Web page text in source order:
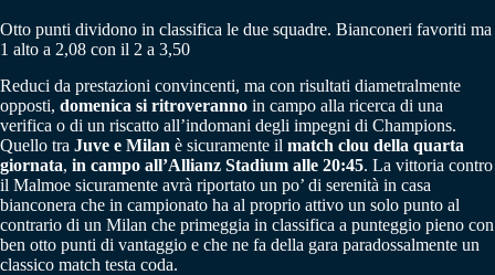
Otto punti dividono in classifica le due squadre. Bianconeri favoriti ma
1 alto a 2,08 con il 2 a 3,50
Reduci da prestazioni convincenti, ma con risultati diametralmente
opposti, domenica si ritroveranno in campo alla ricerca di una
verifica o di un riscatto all’indomani degli impegni di Champions.
Quello tra Juve e Milan è sicuramente il match clou della quarta
giornata, in campo all’Allianz Stadium alle 20:45. La vittoria contro
il Malmoe sicuramente avrà riportato un po’ di serenità in casa
bianconera che in campionato ha al proprio attivo un solo punto al
contrario di un Milan che primeggia in classifica a punteggio pieno con
ben otto punti di vantaggio e che ne fa della gara paradossalmente un
classico match testa coda.